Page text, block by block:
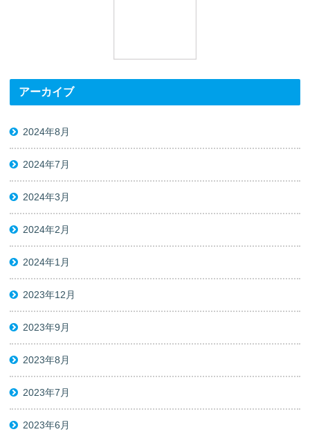
アーカイブ
2024年8月
2024年7月
2024年3月
2024年2月
2024年1月
2023年12月
2023年9月
2023年8月
2023年7月
2023年6月